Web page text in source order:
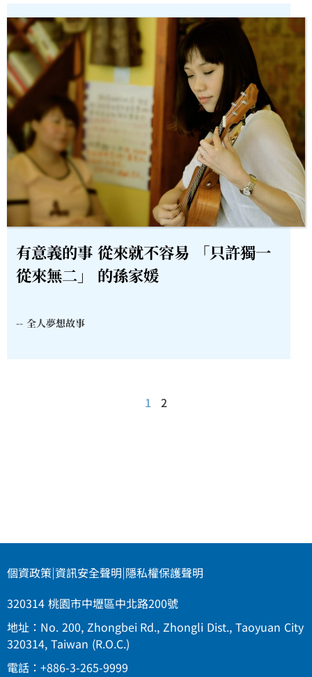
有意義的事 從來就不容易 「只許獨一
從來無二」 的孫家媛
-- 全人夢想故事
1 2
個資政策|資訊安全聲明|隱私權保護聲明
320314 桃園市中壢區中北路200號
地址：No. 200, Zhongbei Rd., Zhongli Dist., Taoyuan City
320314, Taiwan (R.O.C.)
電話：+886-3-265-9999